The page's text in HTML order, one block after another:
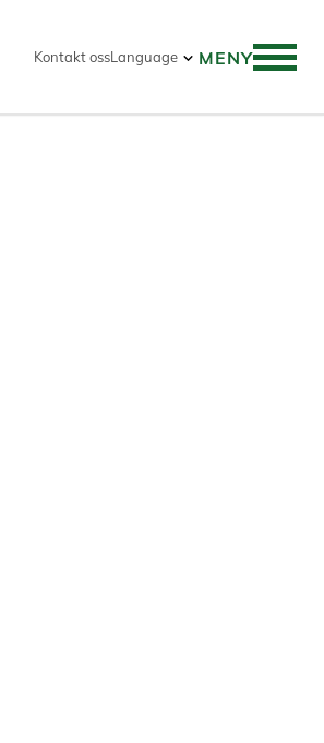
Kontakt ossLanguage MENY